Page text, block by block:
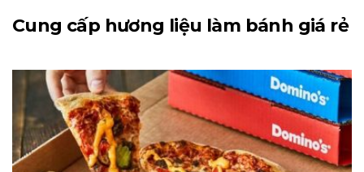
Cung cấp hương liệu làm bánh giá rẻ